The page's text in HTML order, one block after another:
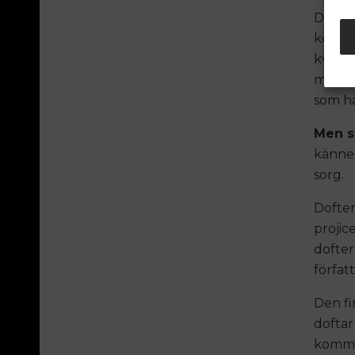
som
Men
sorg.
dofter
Den